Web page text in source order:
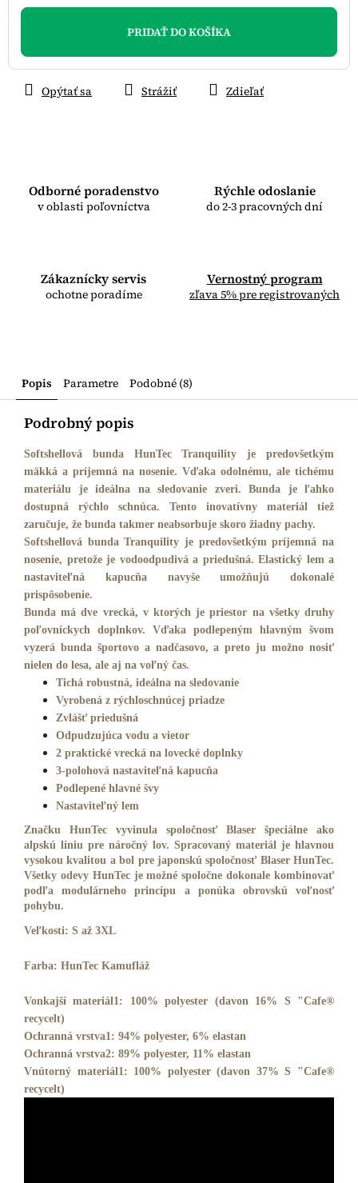
Jednotková
PRIDAŤ DO KOŠÍKA
Odborné poradenstvo
v oblasti poľovníctva
Rýchle odoslanie
do 2-3 pracovných dní
Zákaznícky servis
ochotne poradíme
Vernostný program
zľava 5% pre registrovaných
Opýtať sa Strážiť Zdieľať
Popis Parametre Podobné (8)
Podrobný popis
Softshellová bunda HunTec Tranquility je predovšetkým
mäkká a príjemná na nosenie. Vďaka odolnému, ale tichému
materiálu je ideálna na sledovanie zveri. Bunda je ľahko
dostupná rýchlo schnúca. Tento inovatívny materiál tiež
zaručuje, že bunda takmer neabsorbuje skoro žiadny pachy.
Softshellová bunda Tranquility je predovšetkým príjemná na
nosenie, pretože je vodoodpudivá a priedušná. Elastický lem a
nastaviteľná kapucňa navyše umožňujú dokonalé
prispôsobenie.
Bunda má dve vrecká, v ktorých je priestor na všetky druhy
poľovníckych doplnkov. Vďaka podlepeným hlavným švom
vyzerá bunda športovo a nadčasovo, a preto ju možno nosiť
nielen do lesa, ale aj na voľný čas.
Tichá robustná, ideálna na sledovanie
Vyrobená z rýchloschnúcej priadze
Zvlášť priedušná
Odpudzujúca vodu a vietor
2 praktické vrecká na lovecké doplnky
3-polohová nastaviteľná kapucňa
Podlepené hlavné švy
Nastaviteľný lem
Značku HunTec vyvinula spoločnosť Blaser špeciálne ako
alpskú líniu pre náročný lov. Spracovaný materiál je hlavnou
vysokou kvalitou a bol pre japonskú spoločnosť Blaser HunTec.
Všetky odevy HunTec je možné spoločne dokonale kombinovať
podľa modulárneho princípu a ponúka obrovskú voľnosť
pohybu.
Veľkosti: S až 3XL
Farba: HunTec Kamufláž
Vonkajší materiál1: 100% polyester (davon 16% S "Cafe®
recycelt)
Ochranná vrstva1: 94% polyester, 6% elastan
Ochranná vrstva2: 89% polyester, 11% elastan
Vnútorný materiál1: 100% polyester (davon 37% S "Cafe®
recycelt)